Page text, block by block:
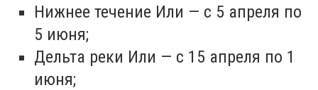
Нижнее течение Или — с 5 апреля по
5 июня;
Дельта реки Или — с 15 апреля по 1
июня;